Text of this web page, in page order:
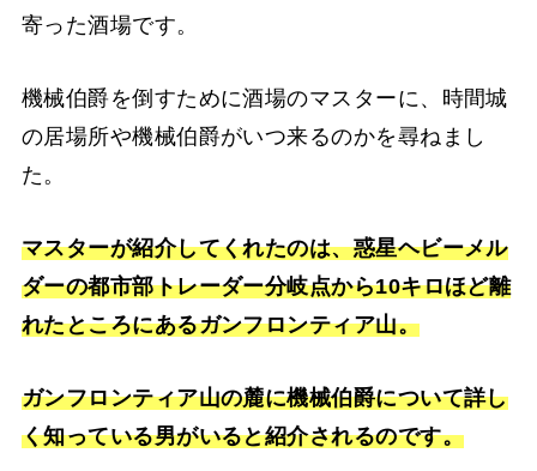
寄った酒場です。
機械伯爵を倒すために酒場のマスターに、時間城
の居場所や機械伯爵がいつ来るのかを尋ねまし
た。
マスターが紹介してくれたのは、惑星ヘビーメル
ダーの都市部トレーダー分岐点から10キロほど離
れたところにあるガンフロンティア山。
ガンフロンティア山の麓に機械伯爵について詳し
く知っている男がいると紹介されるのです。